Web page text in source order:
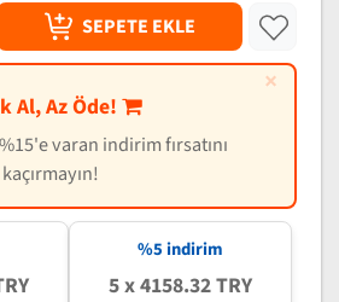
SEPETE EKLE
×
Al, Az Öde!
varan indirim fırsatını
kaçırmayın!
%5 indirim
5 x 4158.32 TRY